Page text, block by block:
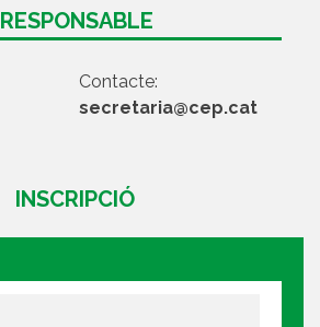
RESPONSABLE
Contacte:
secretaria@cep.cat
INSCRIPCIÓ